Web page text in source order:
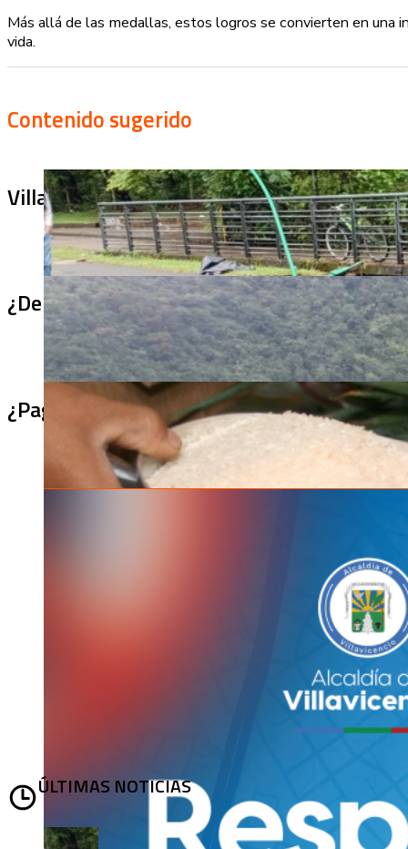
Más allá de las medallas, estos logros se convierten en una
vida.
Contenido sugerido
Villa Julia no puede tapar el problema:
¿De qué sirve un puente terminado si no
¿Pagaron menos de lo permitido por el
ÚLTIMAS NOTICIAS